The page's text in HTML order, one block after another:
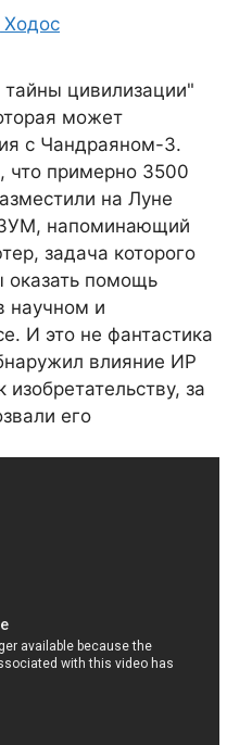
цивилизации"
может
с Чандраяном-3.
что примерно 3500
на Луне
напоминающий
задача которого
оказать помощь
научном и
И это не фантастика
влияние ИР
за
его